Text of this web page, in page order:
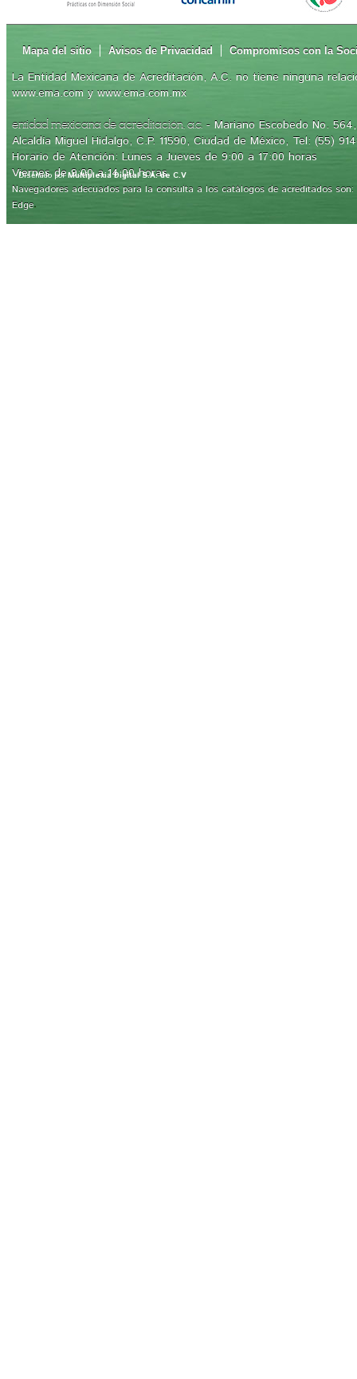
Mapa del sitio Avisos de Privacidad Compromisos con la
La Entidad Mexicana de Acreditación, A.C. no tiene ninguna
www.ema.com y www.ema.com.mx
entidad mexicana de acreditación, a.c. - Mariano Escobedo No.
Alcaldía Miguel Hidalgo, C.P. 11590, Ciudad de México, Tel: (55)
Horario de Atención: Lunes a Jueves de 9:00 a 17:00 horas
Viernes de 9:00 a 14:00 horas
Navegadores adecuados para la consulta a los catálogos de acreditados
Edge.
Diseñado porMultiplexia Digital S.A. de C.V